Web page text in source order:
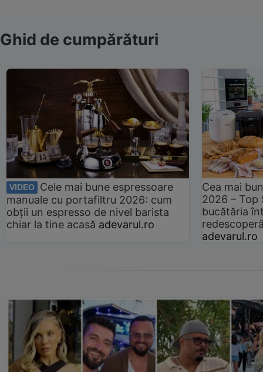
Ghid de cumpărături
VIDEO
Cele mai bune espressoare
manuale cu portafiltru 2026: cum
obții un espresso de nivel barista
chiar la tine acasă adevarul.ro
Cea mai
2026 –
bucătăria
adevarul.ro